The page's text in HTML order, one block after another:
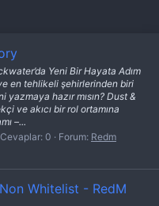
Yeni Bir Hayata Adım
en tehlikeli şehirlerinden biri
hazır mısın? Dust &
ve akıcı bir rol ortamına
–...
Cevaplar: 0 Forum: Redm
Whitelist - RedM